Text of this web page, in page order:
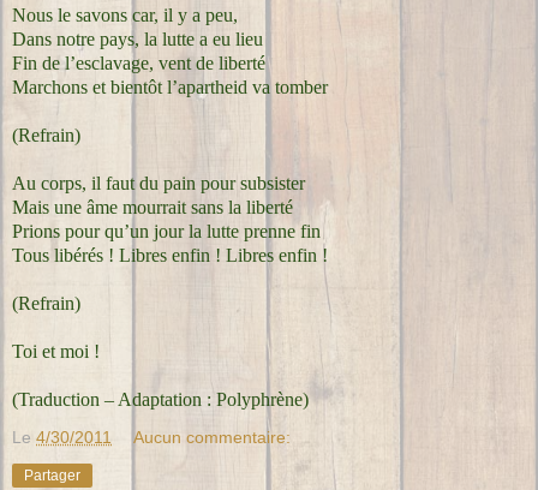
Nous le savons car, il y a peu,
Dans notre pays, la lutte a eu lieu
Fin de l’esclavage, vent de liberté
Marchons et bientôt l’apartheid va tomber
(Refrain)
Au corps, il faut du pain pour subsister
Mais une âme mourrait sans la liberté
Prions pour qu’un jour la lutte prenne fin
Tous libérés ! Libres enfin ! Libres enfin !
(Refrain)
Toi et moi !
(Traduction – Adaptation : Polyphrène)
Le 4/30/2011 Aucun commentaire:
Partager